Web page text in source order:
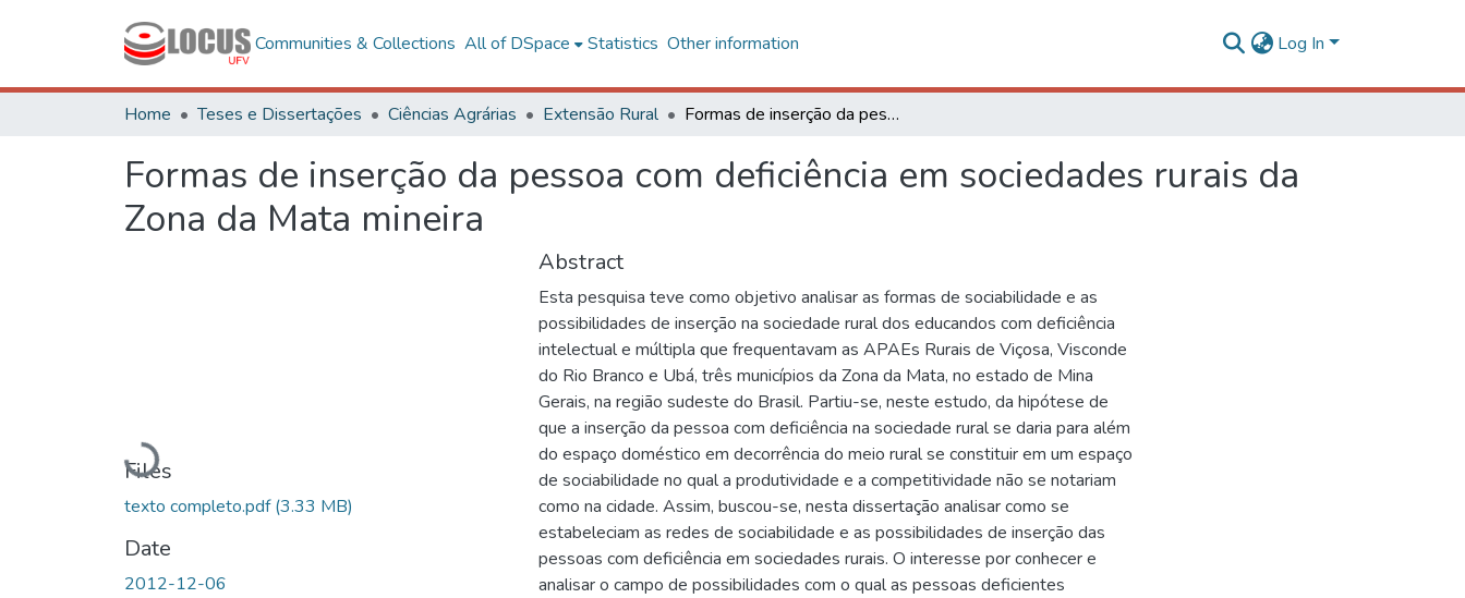
Communities & Collections All of DSpace Statistics Other information Log In
Home Teses e Dissertações Ciências Agrárias Extensão Rural Formas de inserção da pessoa com deficiência em sociedades rurais da Zona da Mata mineira
Formas de inserção da pessoa com deficiência em sociedades rurais da
Zona da Mata mineira
Loading...
Files
texto completo.pdf(3.33 MB)
Date
2012-12-06
Abstract
Esta pesquisa teve como objetivo analisar as formas de sociabilidade e as
possibilidades de inserção na sociedade rural dos educandos com deficiência
intelectual e múltipla que frequentavam as APAEs Rurais de Viçosa, Visconde
do Rio Branco e Ubá, três municípios da Zona da Mata, no estado de Mina
Gerais, na região sudeste do Brasil. Partiu-se, neste estudo, da hipótese de
que a inserção da pessoa com deficiência na sociedade rural se daria para além
do espaço doméstico em decorrência do meio rural se constituir em um espaço
de sociabilidade no qual a produtividade e a competitividade não se notariam
como na cidade. Assim, buscou-se, nesta dissertação analisar como se
estabeleciam as redes de sociabilidade e as possibilidades de inserção das
pessoas com deficiência em sociedades rurais. O interesse por conhecer e
analisar o campo de possibilidades com o qual as pessoas deficientes